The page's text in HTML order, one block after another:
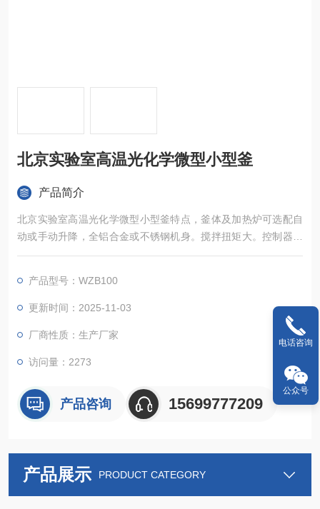
北京实验室高温光化学微型小型釜
产品简介
北京实验室高温光化学微型小型釜特点，釜体及加热炉可选配自
动或手动升降，全铝合金或不锈钢机身。搅拌扭矩大。控制器可
以实现对反应釜的加热、冷却、搅拌、程序编程、数据采集等诸
产品型号：WZB100
更新时间：2025-11-03
厂商性质：生产厂家
访问量：2273
产品咨询 15699777209
产品展示 PRODUCT CATEGORY
电话咨询
公众号